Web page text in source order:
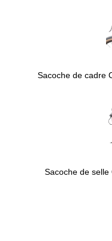
Sacoche de cadre
Sacoche de selle